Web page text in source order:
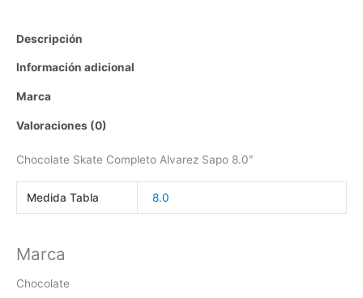
Descripción
Información adicional
Marca
Valoraciones (0)
Chocolate Skate Completo Alvarez Sapo 8.0″
Medida Tabla 8.0
Marca
Chocolate